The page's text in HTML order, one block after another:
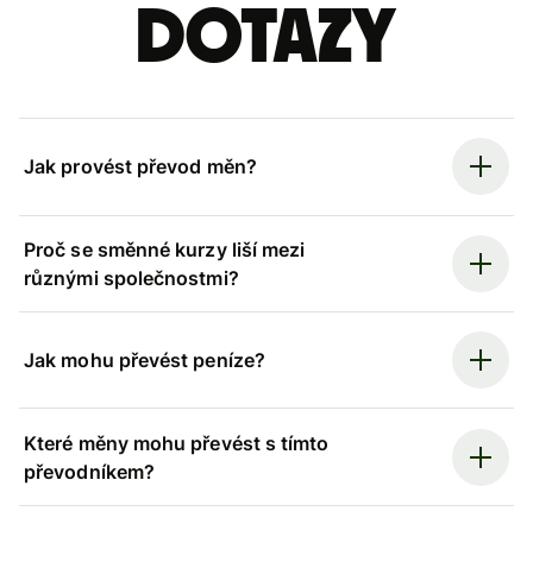
dotazy
Jak provést převod měn?
Proč se směnné kurzy liší mezi
různými společnostmi?
Jak mohu převést peníze?
Které měny mohu převést s tímto
převodníkem?